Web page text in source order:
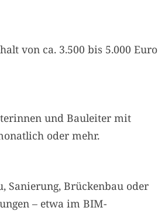
von ca. 3.500 bis 5.000 Euro
und Bauleiter mit
oder mehr.
Sanierung, Brückenbau oder
– etwa im BIM-